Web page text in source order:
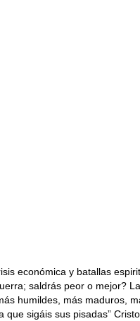
económica y batallas
saldrás peor o mejor?
humildes, más maduros,
sigáis sus pisadas”